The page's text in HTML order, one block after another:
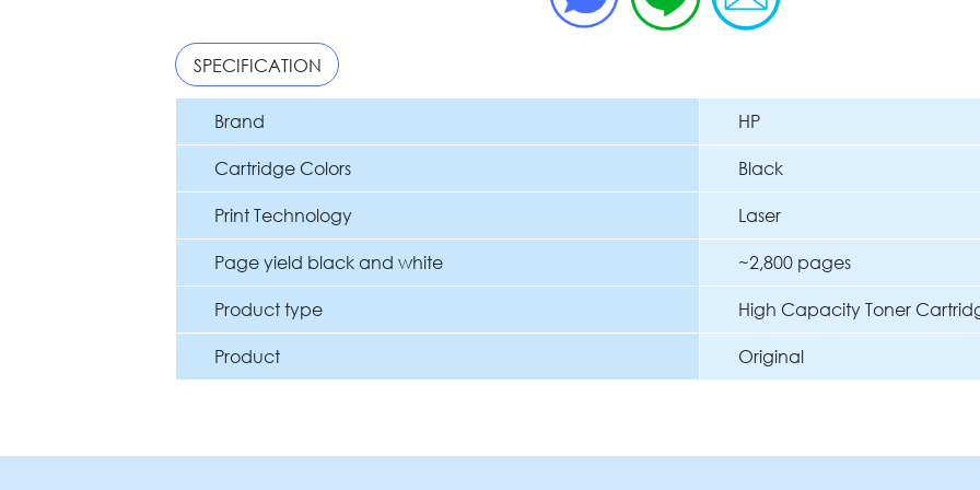
SPECIFICATION
Brand HP
Cartridge Colors Black
Print Technology Laser
Page yield black and white ~2,800 pages
Product type High Capacity Toner
Product Original